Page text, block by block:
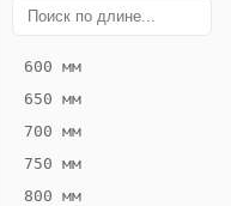
ВК
Конвектор
ВК.80.200.2ТГ
— 1850 мм
ВК
600 мм
650 мм
700 мм
750 мм
800 мм